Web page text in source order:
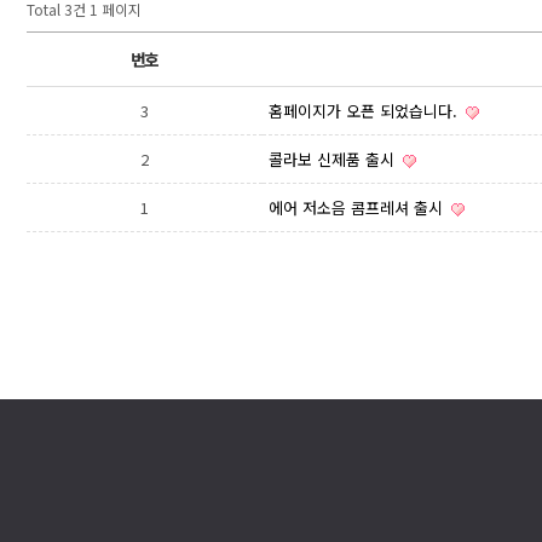
Total 3건 1 페이지
번호
3 홈페이지가 오픈 되었습니다.
2 콜라보 신제품 출시
1 에어 저소음 콤프레셔 출시